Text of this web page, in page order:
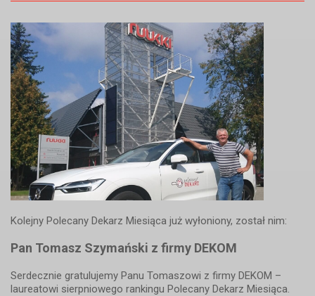
Kolejny Polecany Dekarz Miesiąca już wyłoniony, został nim:
Pan Tomasz Szymański z firmy DEKOM
Serdecznie gratulujemy Panu Tomaszowi z firmy DEKOM –
laureatowi sierpniowego rankingu Polecany Dekarz Miesiąca.